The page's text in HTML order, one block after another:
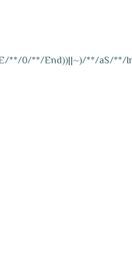
**/0/**/End))||~)/**/aS/**/